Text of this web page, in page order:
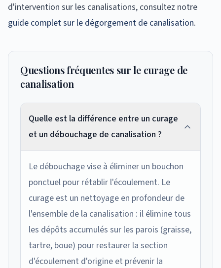
d'intervention sur les canalisations, consultez notre
guide complet sur le dégorgement de canalisation.
Questions fréquentes sur le curage de
canalisation
Quelle est la différence entre un curage
et un débouchage de canalisation ?
Le débouchage vise à éliminer un bouchon
ponctuel pour rétablir l'écoulement. Le
curage est un nettoyage en profondeur de
l'ensemble de la canalisation : il élimine tous
les dépôts accumulés sur les parois (graisse,
tartre, boue) pour restaurer la section
d'écoulement d'origine et prévenir la